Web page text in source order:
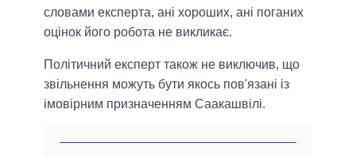
словами експерта, ані хороших, ані поганих
оцінок його робота не викликає.
Політичний експерт також не виключив, що
звільнення можуть бути якось пов'язані із
імовірним призначенням Саакашвілі.